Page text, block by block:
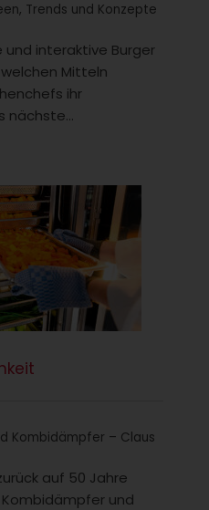
Trends und Konzepte
interaktive Burger
Mitteln
ihr
nächste...
Kombidämpfer – Claus
auf 50 Jahre
und